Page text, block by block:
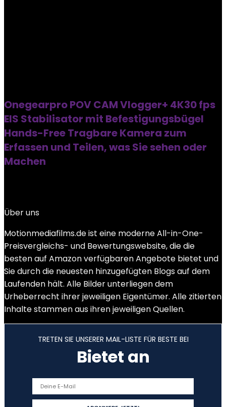
Onegearpro POV CAM Vlogger+ 4K30 fps
EIS Stabilisator mit Befestigungsbügel
Hands-Free Tragbare Kamera zum
Erfassen und Teilen, was Sie sehen oder
Machen
Über uns
Motionmediafilms.de ist eine moderne All-in-One-
Preisvergleichs- und Bewertungswebsite, die die
besten auf Amazon verfügbaren Angebote bietet und
Sie durch die neuesten hinzugefügten Blogs auf dem
Laufenden hält. Alle Bilder unterliegen dem
Urheberrecht ihrer jeweiligen Eigentümer. Alle zitierten
Inhalte stammen aus ihren jeweiligen Quellen.
TRETEN SIE UNSERER MAIL-LISTE FÜR BESTE BEI
Bietet an